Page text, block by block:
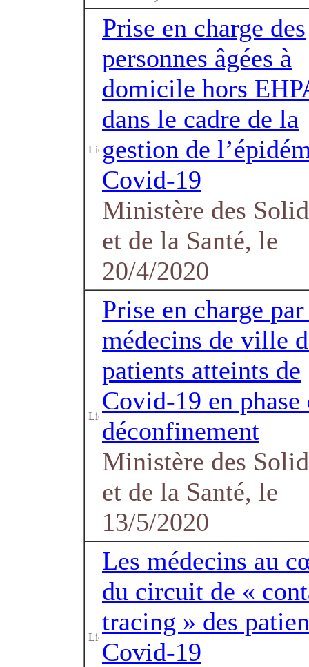
Prise en charge des
personnes âgées à
domicile hors
dans le cadre de la
gestion de
Covid-19
Ministère des
et de la Santé, le
20/4/2020
Prise en charge
médecins de ville
patients atteints de
Covid-19 en phase
déconfinement
Ministère des
et de la Santé, le
13/5/2020
Les médecins au
du circuit de «
tracing » des
Covid-19